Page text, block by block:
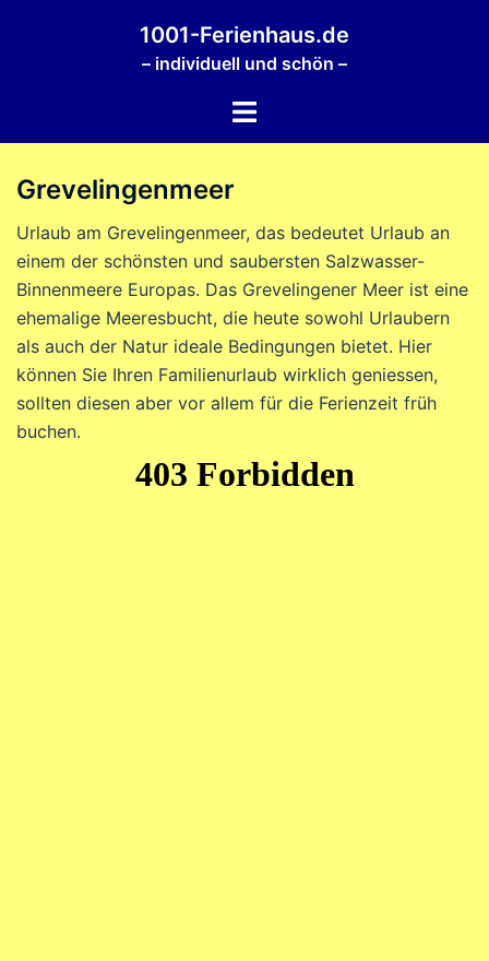
1001-Ferienhaus.de
– individuell und schön –
Menü
Grevelingenmeer
Urlaub am Grevelingenmeer, das bedeutet Urlaub an
einem der schönsten und saubersten Salzwasser-
Binnenmeere Europas. Das Grevelingener Meer ist eine
ehemalige Meeresbucht, die heute sowohl Urlaubern
als auch der Natur ideale Bedingungen bietet. Hier
können Sie Ihren Familienurlaub wirklich geniessen,
sollten diesen aber vor allem für die Ferienzeit früh
buchen.